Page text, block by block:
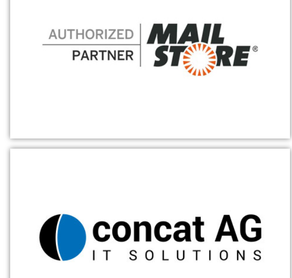
Als offizieller Microsoft Partner beraten wir Sie gerne zu
allen technischen Fragen um Microsoft 365, Microsoft
Teams oder Microsoft Azure.
mittelständische Unternehmen. Die Aufbewahrung von E-
Mails unterliegt gesetzlichen Vorgaben, die alle
Unternehmen in der DACH-Region einhalten müssen. Als
MailStore-Partner in der hessischen Region bieten wir Ihnen